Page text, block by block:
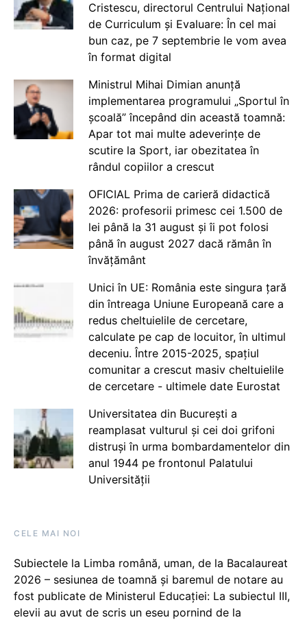
Cristescu, directorul Centrului Național
de Curriculum și Evaluare: În cel mai
bun caz, pe 7 septembrie le vom avea
în format digital
Ministrul Mihai Dimian anunță
implementarea programului „Sportul în
școală” începând din această toamnă:
Apar tot mai multe adeverințe de
scutire la Sport, iar obezitatea în
rândul copiilor a crescut
OFICIAL Prima de carieră didactică
2026: profesorii primesc cei 1.500 de
lei până la 31 august și îi pot folosi
până în august 2027 dacă rămân în
învățământ
Unici în UE: România este singura țară
din întreaga Uniune Europeană care a
redus cheltuielile de cercetare,
calculate pe cap de locuitor, în ultimul
deceniu. Între 2015-2025, spațiul
comunitar a crescut masiv cheltuielile
de cercetare - ultimele date Eurostat
Universitatea din București a
reamplasat vulturul și cei doi grifoni
distruși în urma bombardamentelor din
anul 1944 pe frontonul Palatului
Universității
CELE MAI NOI
Subiectele la Limba română, uman, de la Bacalaureat
2026 – sesiunea de toamnă și baremul de notare au
fost publicate de Ministerul Educației: La subiectul III,
elevii au avut de scris un eseu pornind de la